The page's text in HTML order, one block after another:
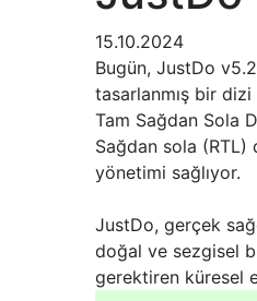
15.10.2024
Bugün, JustDo
tasarlanmış bir
Tam Sağdan Sola
Sağdan sola
yönetimi sağlıyor.
JustDo, gerçek
doğal ve sezgisel
gerektiren küresel